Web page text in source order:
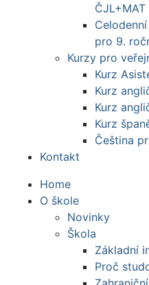
pro 9.
Kurzy pro
Kurz
Kurz
Kurz
Kurz
Čeština
Kontakt
Home
O škole
Novinky
Škola
Základní
Proč